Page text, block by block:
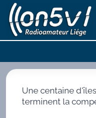
Aller
au
contenu
Une centaine
terminent la